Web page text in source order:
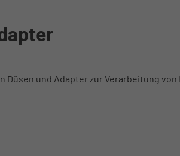
Düsen und Adapter zur Verarbeitung